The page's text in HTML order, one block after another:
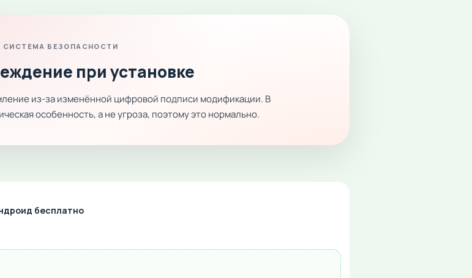
СИСТЕМА БЕЗОПАСНОСТИ
при установке
из-за изменённой цифровой подписи модификации. В
особенность, а не угроза, поэтому это нормально.
бесплатно